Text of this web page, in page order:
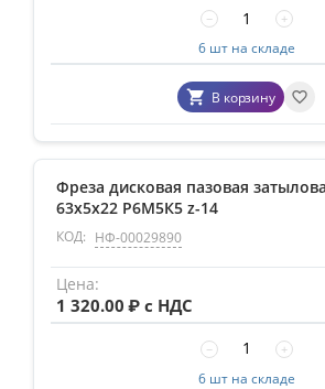
+
−
6 шт на складе
В корзину
Фреза дисковая пазовая
63х5х22 Р6М5К5 z-14
КОД: НФ-00029890
1 320.00 ₽ с НДС
+
−
6 шт на складе